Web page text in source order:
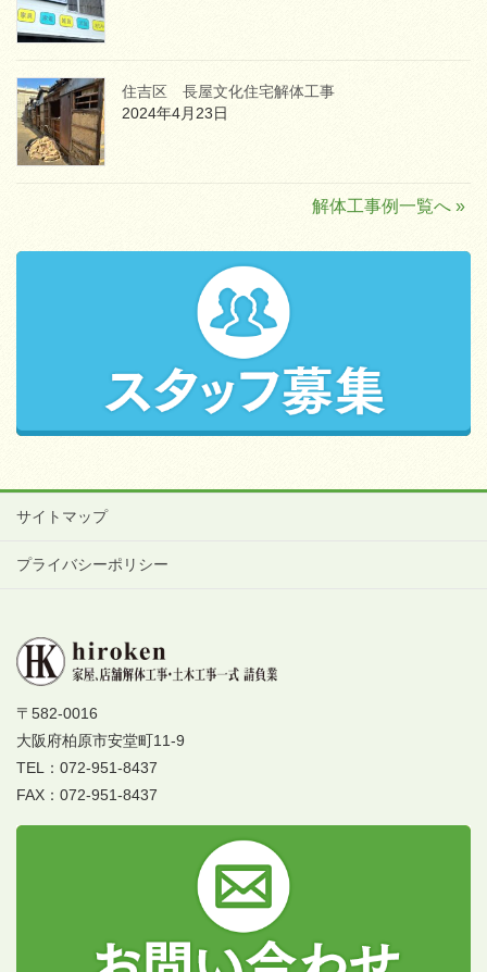
住吉区 長屋文化住宅解体工事
2024年4月23日
解体工事例一覧へ »
サイトマップ
プライバシーポリシー
〒582-0016
大阪府柏原市安堂町11-9
TEL：072-951-8437
FAX：072-951-8437